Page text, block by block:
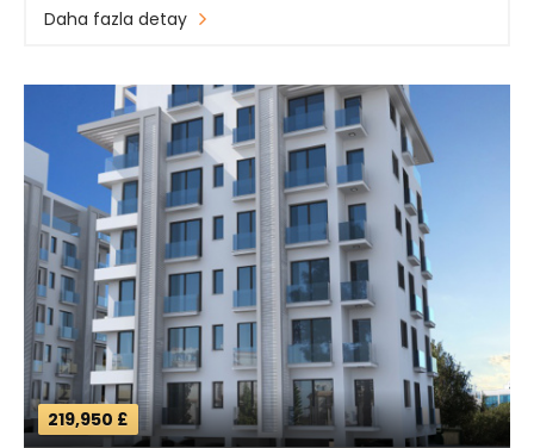
Daha fazla detay
219,950 £